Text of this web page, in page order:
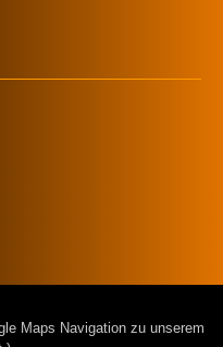
Maps Navigation zu unserem